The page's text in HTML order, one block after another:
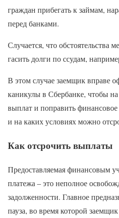
граждан прибегать к займам,
перед банками.
Случается, что обстоятельства
гасить долги по ссудам,
В этом случае заемщик вправе
каникулы в Сбербанке, чтобы на
выплат и поправить финансовое
и на каких условиях можно
Как отсрочить выплаты
Предоставляемая финансовым
платежа – это неполное
задолженности. Главное
пауза, во время которой заемщик